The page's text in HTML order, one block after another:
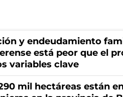
y endeudamiento
está peor que el
variables clave
mil hectáreas están